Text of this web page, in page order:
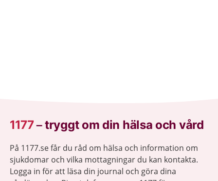
1177–tryggt om din hälsa och vård
På 1177.se får du råd om hälsa och information om
sjukdomar och vilka mottagningar du kan kontakta.
Logga in för att läsa din journal och göra dina